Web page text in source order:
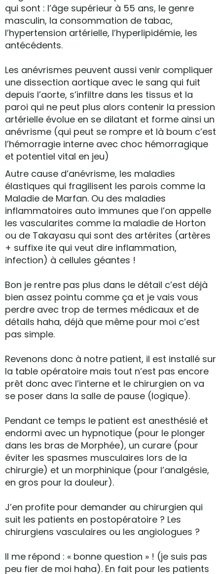
qui sont : l’âge supérieur à 55 ans, le genre
masculin, la consommation de tabac,
l’hypertension artérielle, l’hyperlipidémie, les
antécédents.
Les anévrismes peuvent aussi venir compliquer
une dissection aortique avec le sang qui fuit
depuis l’aorte, s’infiltre dans les tissus et la
paroi qui ne peut plus alors contenir la pression
artérielle évolue en se dilatant et forme ainsi un
anévrisme (qui peut se rompre et là boum c’est
l’hémorragie interne avec choc hémorragique
et potentiel vital en jeu)
Autre cause d’anévrisme, les maladies
élastiques qui fragilisent les parois comme la
Maladie de Marfan. Ou des maladies
inflammatoires auto immunes que l’on appelle
les vascularites comme la maladie de Horton
ou de Takayasu qui sont des artérites (artères
+ suffixe ite qui veut dire inflammation,
infection) à cellules géantes !
Bon je rentre pas plus dans le détail c’est déjà
bien assez pointu comme ça et je vais vous
perdre avec trop de termes médicaux et de
détails haha, déjà que même pour moi c’est
pas simple.
Revenons donc à notre patient, il est installé sur
la table opératoire mais tout n’est pas encore
prêt donc avec l’interne et le chirurgien on va
se poser dans la salle de pause (logique).
Pendant ce temps le patient est anesthésié et
endormi avec un hypnotique (pour le plonger
dans les bras de Morphée), un curare (pour
éviter les spasmes musculaires lors de la
chirurgie) et un morphinique (pour l’analgésie,
en gros pour la douleur).
J’en profite pour demander au chirurgien qui
suit les patients en postopératoire ? Les
chirurgiens vasculaires ou les angiologues ?
Il me répond : « bonne question » ! (je suis pas
peu fier de moi haha). En fait pour les patients